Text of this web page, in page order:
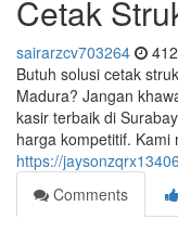
Cetak
sairarzcv703264
Butuh solusi cetak
Madura? Jangan
kasir terbaik di
harga kompetitif. Kami
https://
Comments